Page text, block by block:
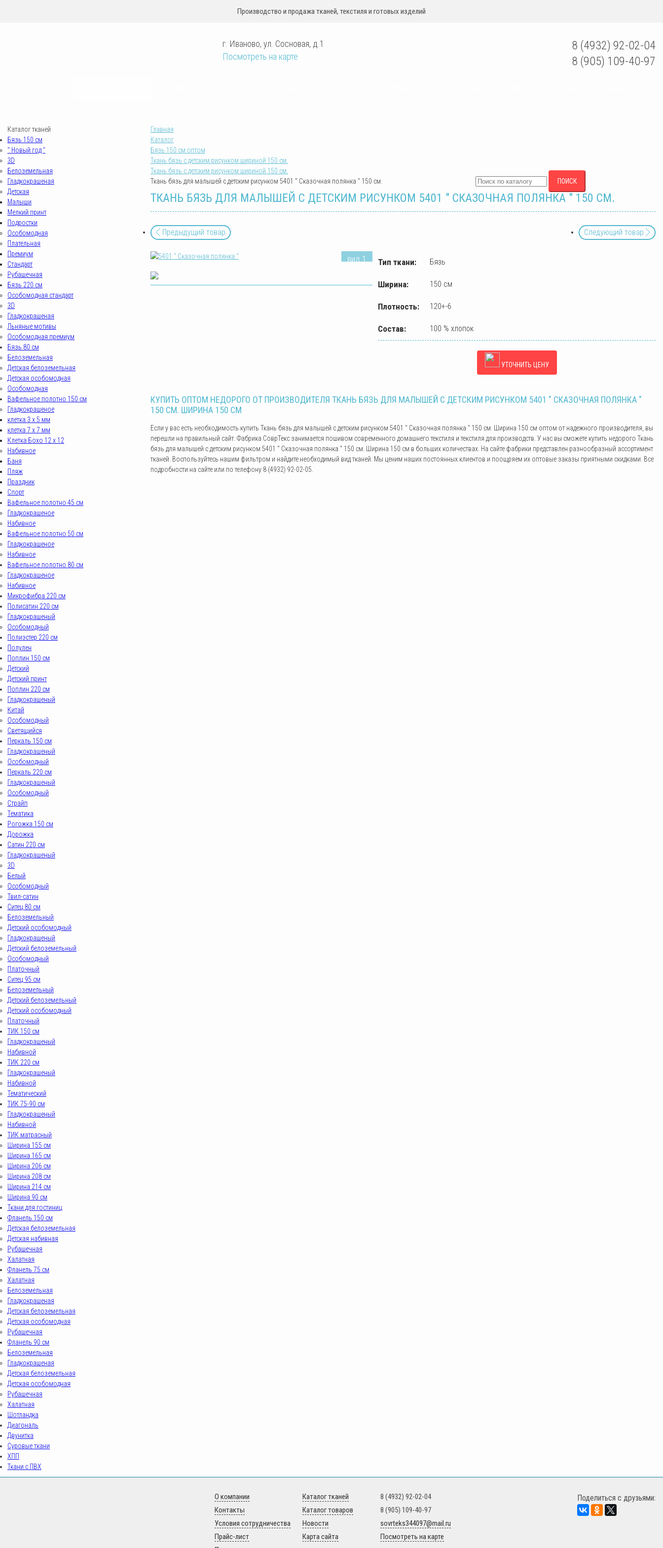
Производство и продажа тканей, текстиля и готовых изделий
8 (4932) 92-02-04
8 (905) 109-40-97
г. Иваново, ул. Сосновая, д.1
Посмотреть на карте
Главная
Каталог
Бязь 150 см оптом
Ткань бязь с детским рисунком шириной 150 см.
Ткань бязь с детским рисунком шириной 150 см.
Ткань бязь для малышей с детским рисунком 5401 " Сказочная полянка " 150 см.
ПОИСК
ТКАНЬ БЯЗЬ ДЛЯ МАЛЫШЕЙ С ДЕТСКИМ РИСУНКОМ 5401 " СКАЗОЧНАЯ ПОЛЯНКА " 150 СМ.
Предыдущий товар Следующий товар
вид 1 Тип ткани: Бязь
Ширина: 150 см
Плотность: 120+-6
Состав: 100 % хлопок
УТОЧНИТЬ ЦЕНУ
КУПИТЬ ОПТОМ НЕДОРОГО ОТ ПРОИЗВОДИТЕЛЯ ТКАНЬ БЯЗЬ ДЛЯ МАЛЫШЕЙ С ДЕТСКИМ РИСУНКОМ 5401 " СКАЗОЧНАЯ ПОЛЯНКА "
150 СМ. ШИРИНА 150 СМ
Если у вас есть необходимость купить Ткань бязь для малышей с детским рисунком 5401 " Сказочная полянка " 150 см. Ширина 150 см оптом от надежного производителя, вы
перешли на правильный сайт. Фабрика СоврТекс занимается пошивом современного домашнего текстиля и текстиля для производств. У нас вы сможете купить недорого Ткань
бязь для малышей с детским рисунком 5401 " Сказочная полянка " 150 см. Ширина 150 см в больших количествах. На сайте фабрики представлен разнообразный ассортимент
тканей. Воспользуйтесь нашим фильтром и найдите необходимый вид тканей. Мы ценим наших постоянных клиентов и поощряем их оптовые заказы приятными скидками. Все
подробности на сайте или по телефону 8 (4932) 92-02-05.
Каталог тканей
Бязь 150 см
" Новый год "
3D
Белоземельная
Гладкокрашеная
Детская
Малыши
Мелкий принт
Подростки
Особомодная
Плательная
Премиум
Стандарт
Рубашечная
Бязь 220 см
Особомодная стандарт
3D
Гладкокрашеная
Льняные мотивы
Особомодная премиум
Бязь 80 см
Белоземельная
Детская белоземельная
Детская особомодная
Особомодная
Вафельное полотно 150 см
Гладкокрашеное
клетка 3 х 5 мм
клетка 7 х 7 мм
Клетка Бохо 12 x 12
Набивное
Баня
Пляж
Праздник
Спорт
Вафельное полотно 45 см
Гладкокрашеное
Набивное
Вафельное полотно 50 см
Гладкокрашеное
Набивное
Вафельное полотно 80 см
Гладкокрашеное
Набивное
Микрофибра 220 см
Полисатин 220 см
Гладкокрашеный
Особомодный
Полиэстер 220 см
Полулен
Поплин 150 см
Детский
Детский принт
Поплин 220 см
Гладкокрашеный
Китай
Особомодный
Светящийся
Перкаль 150 см
Гладкокрашеный
Особомодный
Перкаль 220 см
Гладкокрашеный
Особомодный
Страйп
Тематика
Рогожка 150 см
Дорожка
Сатин 220 см
Гладкокрашеный
3D
Белый
Особомодный
Твил-сатин
Ситец 80 см
Белоземельный
Детский особомодный
Гладкокрашеный
Детский белоземельный
Особомодный
Платочный
Ситец 95 см
Белоземельный
Детский белоземельный
Детский особомодный
Платочный
ТИК 150 см
Гладкокрашеный
Набивной
ТИК 220 см
Гладкокрашеный
Набивной
Тематический
ТИК 75-90 см
Гладкокрашеный
Набивной
ТИК матрасный
Ширина 155 см
Ширина 165 см
Ширина 206 см
Ширина 208 см
Ширина 214 см
Ширина 90 см
Ткани для гостиниц
Фланель 150 см
Детская белоземельная
Детская набивная
Рубашечная
Халатная
Фланель 75 см
Халатная
Белоземельная
Гладкокрашеная
Детская белоземельная
Детская особомодная
Рубашечная
Фланель 90 см
Белоземельная
Гладкокрашеная
Детская белоземельная
Детская особомодная
Рубашечная
Халатная
Шотландка
Диагональ
Двунитка
Суровые ткани
ХПП
Ткани с ПВХ
О компании
Контакты
Условия сотрудничества
Прайс-лист
Каталог тканей
Каталог товаров
Новости
Карта сайта
8 (4932) 92-02-04
8 (905) 109-40-97
sovrteks344097@mail.ru
Посмотреть на карте
Поделиться с друзьями: